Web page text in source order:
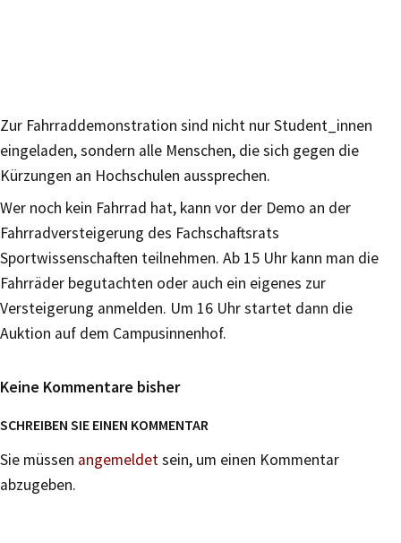
Zur Fahrraddemonstration sind nicht nur Student_innen
eingeladen, sondern alle Menschen, die sich gegen die
Kürzungen an Hochschulen aussprechen.
Wer noch kein Fahrrad hat, kann vor der Demo an der
Fahrradversteigerung des Fachschaftsrats
Sportwissenschaften teilnehmen. Ab 15 Uhr kann man die
Fahrräder begutachten oder auch ein eigenes zur
Versteigerung anmelden. Um 16 Uhr startet dann die
Auktion auf dem Campusinnenhof.
Keine Kommentare bisher
SCHREIBEN SIE EINEN KOMMENTAR
Sie müssen angemeldetsein, um einen Kommentar
abzugeben.